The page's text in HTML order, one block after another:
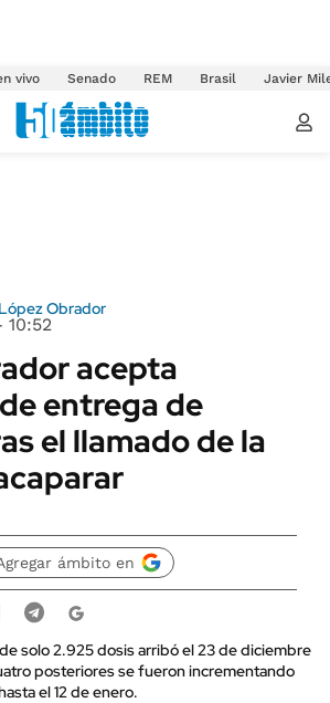
vivo Senado REM Brasil Javier
López Obrador
10:52
acepta
entrega de
el llamado de la
ámbito en
solo 2.925 dosis arribó el 23 de diciembre
posteriores se fueron incrementando
el 12 de enero.